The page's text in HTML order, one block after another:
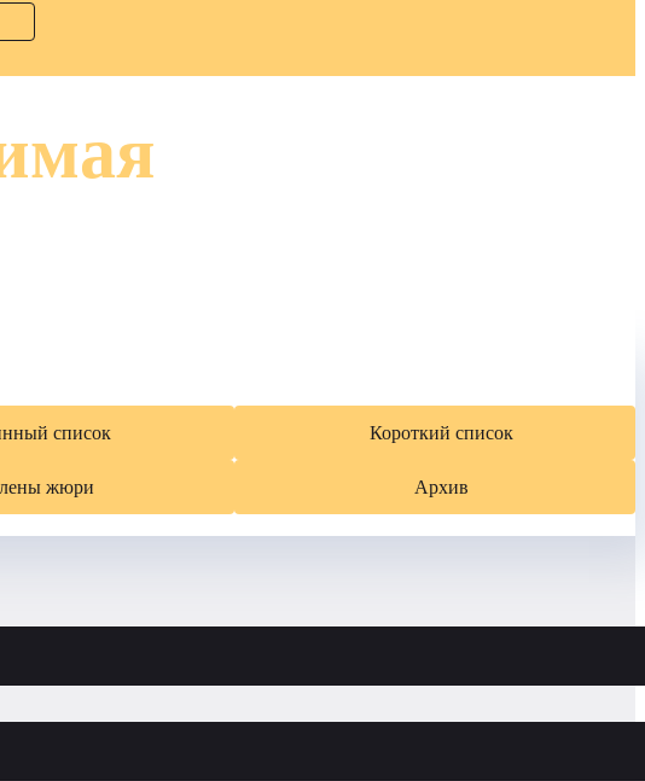
список Короткий список
жюри Архив